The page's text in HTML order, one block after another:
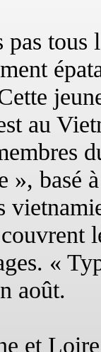
pas
au
», basé
«
août.
et